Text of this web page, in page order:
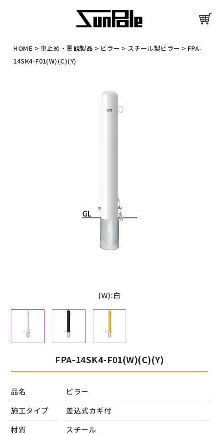
HOME > 車止め・景観製品 > ピラー > スチール製ピラー > FPA-
14SK4-F01(W)(C)(Y)
(W):白
FPA-14SK4-F01(W)(C)(Y)
品名
ピラー
施工タイプ
差込式カギ付
材質
スチール